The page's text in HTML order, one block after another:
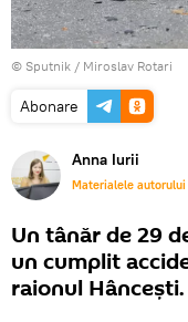
© Sputnik / Miroslav Rotari
Abonare
Anna Iurii
Materialele autorului
Un tânăr de 29
un cumplit
raionul Hâncești.